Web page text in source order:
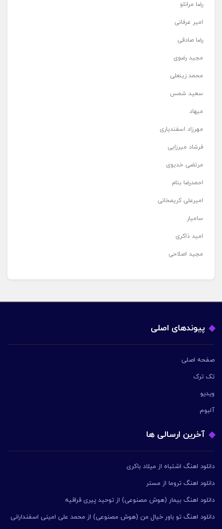
رضا مرانلو
امیر عرفانی
رضا صادقی
مجید رضوی
محمد زینعلی
سعید شمس
میهاد
مهرزاد اسفندیاری
فرشاد میرزایی
مرتضی خدیوی
احمدرضا بنام
امیرعلی کریمخانی
سامیار
امید ذاکری
مجید اصلاحی
پیوندهای اصلی
صفحه اصلی
تک ترک
ویدیو
آلبوم
آخرین ارسالی ها
دانلود اهنگ اشتباه از میلاد باکری
دانلود اهنگ تروما از مستر
دانلود اهنگ بیمار (هوش مصنوعی) از توحید پیری قراقیه
دانلود اهنگ تو باور خیال من (هوش مصنوعی) از محمد علی امینی اسفندارانی